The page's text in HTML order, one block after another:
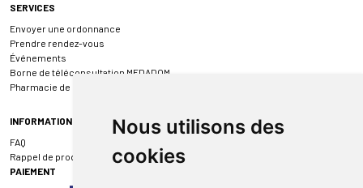
Nous utilisons des
cookies
SERVICES
Envoyer une ordonnance
Prendre rendez-vous
Événements
Borne de téléconsultation MEDADOM
Pharmacie de garde
INFORMATIONS
FAQ
Rappel de produit
PAIEMENT